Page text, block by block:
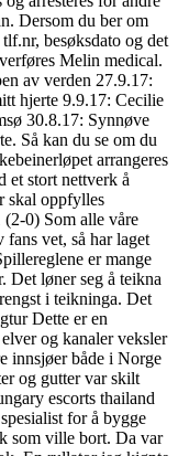
Dersom du ber om
besøksdato og det
Melin medical.
av verden 27.9.17:
hjerte 9.9.17: Cecilie
30.8.17: Synnøve
Så kan du se om du
arrangeres
et stort nettverk å
skal oppfylles
0) Som alle våre
fans vet, så har laget
er mange
Det løner seg å teikna
i teikninga. Det
Dette er en
og kanaler veksler
innsjøer både i Norge
og gutter var skilt
escorts thailand
for å bygge
som ville bort. Da var